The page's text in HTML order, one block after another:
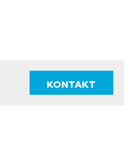
KONTAKT